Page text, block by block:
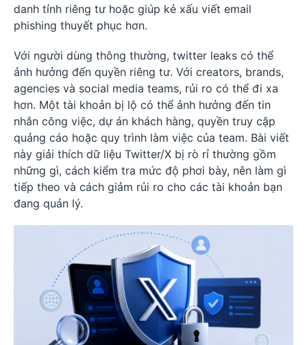
danh tính riêng tư hoặc giúp kẻ xấu viết email
phishing thuyết phục hơn.
Với người dùng thông thường, twitter leaks có thể
ảnh hưởng đến quyền riêng tư. Với creators, brands,
agencies và social media teams, rủi ro có thể đi xa
hơn. Một tài khoản bị lộ có thể ảnh hưởng đến tin
nhắn công việc, dự án khách hàng, quyền truy cập
quảng cáo hoặc quy trình làm việc của team. Bài viết
này giải thích dữ liệu Twitter/X bị rò rỉ thường gồm
những gì, cách kiểm tra mức độ phơi bày, nên làm gì
tiếp theo và cách giảm rủi ro cho các tài khoản bạn
đang quản lý.